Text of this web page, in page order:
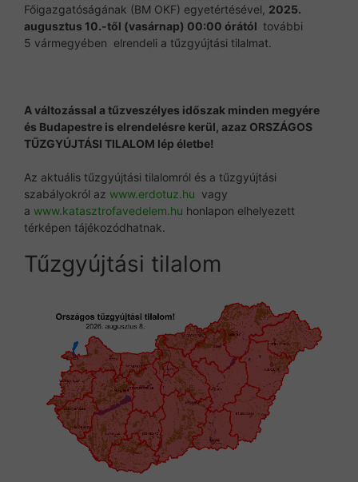
Főigazgatóságának (BM OKF) egyetértésével, 2025.
augusztus 10.-től (vasárnap) 00:00 órától további
5 vármegyében elrendeli a tűzgyújtási tilalmat.
A változással a tűzveszélyes időszak minden megyére
és Budapestre is elrendelésre kerül, azaz ORSZÁGOS
TŰZGYÚJTÁSI TILALOM lép életbe!
Az aktuális tűzgyújtási tilalomról és a tűzgyújtási
szabályokról az www.erdotuz.hu vagy
a www.katasztrofavedelem.hu honlapon elhelyezett
térképen tájékozódhatnak.
Tűzgyújtási tilalom